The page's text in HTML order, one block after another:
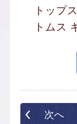
トップ
トムス
次へ